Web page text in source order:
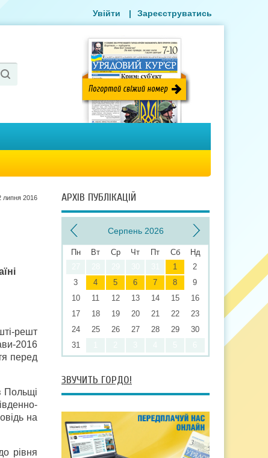
Увійти | Зареєструватись
липня 2016
решт
2016
перед
Польщі
на
рівня
АРХІВ ПУБЛІКАЦІЙ
Серпень 2026
Пн Вт Ср Чт Пт Сб
Нд
1
2
3
4 5 6 7 8
9
10
11 12 13 14 15
16
17
18 19 20 21 22
23
24
25 26 27 28 29
30
31
ЗВУЧИТЬ ГОРДО!